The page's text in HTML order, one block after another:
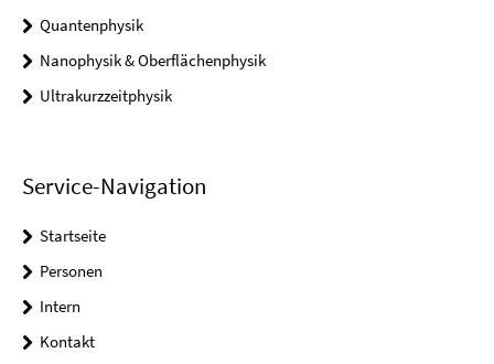
Quantenphysik
Nanophysik & Oberflächenphysik
Ultrakurzzeitphysik
Service-Navigation
Startseite
Personen
Intern
Kontakt